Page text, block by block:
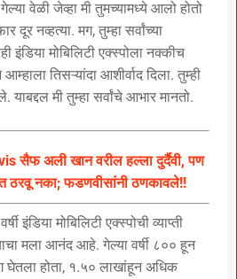
वेळी जेव्हा मी तुमच्यामध्ये आलो होतो
दूर नव्हत्या. मग, तुम्हा सर्वांच्या
इंडिया मोबिलिटी एक्स्पोला नक्कीच
तिसऱ्यांदा आशीर्वाद दिला. तुम्ही
याबद्दल मी तुम्हा सर्वांचे आभार मानतो.
सैफ अली खान वरील हल्ला दुर्दैवी, पण
ठरवू नका; फडणवीसांनी ठणकावले!!
इंडिया मोबिलिटी एक्स्पोची व्याप्ती
मला आनंद आहे. गेल्या वर्षी ८०० हून
घेतला होता, १.५० लाखांहून अधिक